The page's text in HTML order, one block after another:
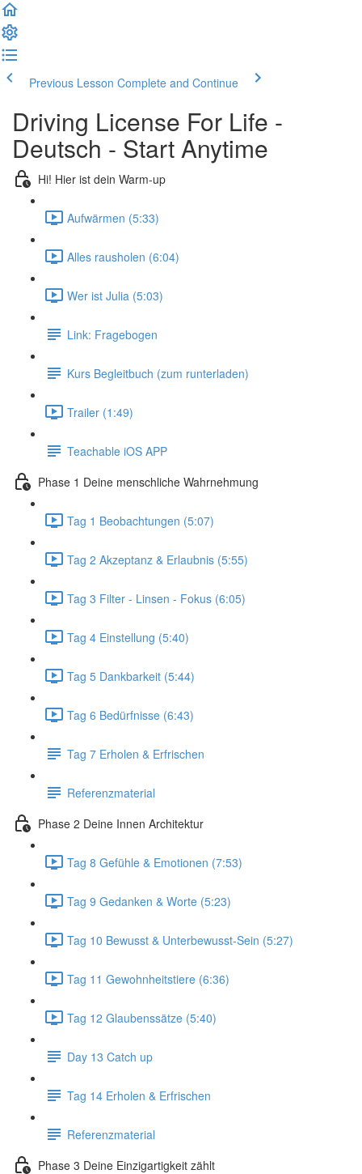
Previous Lesson Complete and Continue
Driving License For Life -
Deutsch - Start Anytime
Hi! Hier ist dein Warm-up
Aufwärmen (5:33)
Alles rausholen (6:04)
Wer ist Julia (5:03)
Link: Fragebogen
Kurs Begleitbuch (zum runterladen)
Trailer (1:49)
Teachable iOS APP
Phase 1 Deine menschliche Wahrnehmung
Tag 1 Beobachtungen (5:07)
Tag 2 Akzeptanz & Erlaubnis (5:55)
Tag 3 Filter - Linsen - Fokus (6:05)
Tag 4 Einstellung (5:40)
Tag 5 Dankbarkeit (5:44)
Tag 6 Bedürfnisse (6:43)
Tag 7 Erholen & Erfrischen
Referenzmaterial
Phase 2 Deine Innen Architektur
Tag 8 Gefühle & Emotionen (7:53)
Tag 9 Gedanken & Worte (5:23)
Tag 10 Bewusst & Unterbewusst-Sein (5:27)
Tag 11 Gewohnheitstiere (6:36)
Tag 12 Glaubenssätze (5:40)
Day 13 Catch up
Tag 14 Erholen & Erfrischen
Referenzmaterial
Phase 3 Deine Einzigartigkeit zählt